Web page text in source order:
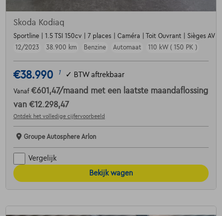
Skoda Kodiaq
Sportline | 1.5 TSI 150cv | 7 places | Caméra | Toit Ouvrant | Sièges AV
12/2023
38.900 km Benzine Automaat 110 kW ( 150 PK )
€38.990 1 ✓ BTW aftrekbaar
Vanaf €601,47/maand met een laatste maandaflossing
van €12.298,47
Ontdek het volledige cijfervoorbeeld
Groupe Autosphere Arlon
Vergelijk
Bekijk wagen